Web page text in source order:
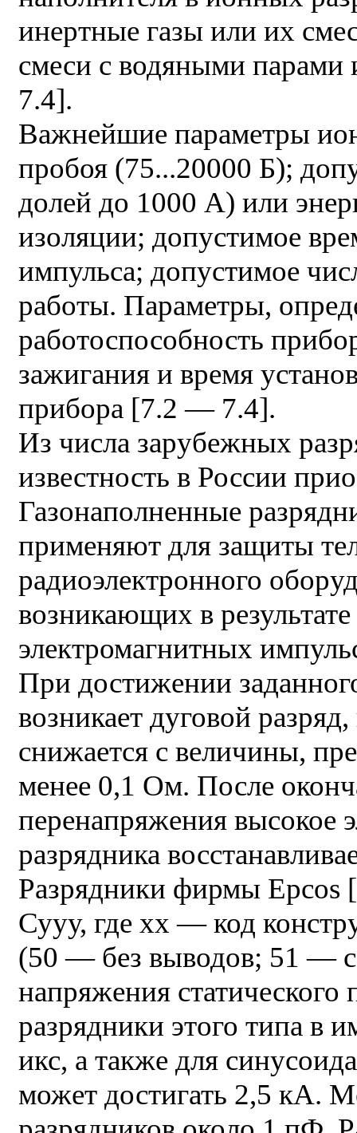
инертные газы или их
смеси с водяными
7.4].
Важнейшие параметры
пробоя (75...20000 Б);
долей до 1000 А) или
изоляции; допустимое
импульса; допустимое
работы. Параметры,
работоспособность
зажигания и время
прибора [7.2 — 7.4].
Из числа зарубежных
известность в России
Газонаполненные
применяют для защиты
радиоэлектронного
возникающих в
электромагнитных
При достижении
возникает дуговой
снижается с величины,
менее 0,1 Ом. После
перенапряжения высокое
разрядника
Разрядники фирмы
Сууу, где хх — код
(50 — без выводов; 51 —
напряжения
разрядники этого типа в
икс, а также для
может достигать 2,5 кА.